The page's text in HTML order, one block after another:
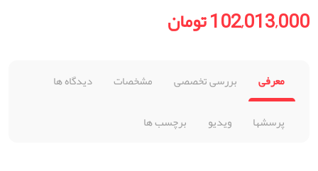
102,013,000 تومان
معرفی بررسی تخصصی مشخصات
دیدگاه ها
پرسشها
ویدیو برچسب ها